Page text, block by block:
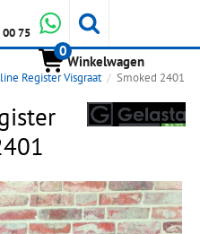
00 75 Whatsapp
0
Winkelwagen
Register Visgraat Smoked 2401